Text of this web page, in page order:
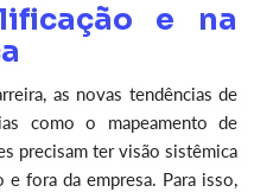
e na
as novas tendências de
como o mapeamento de
precisam ter visão sistêmica
fora da empresa. Para isso,